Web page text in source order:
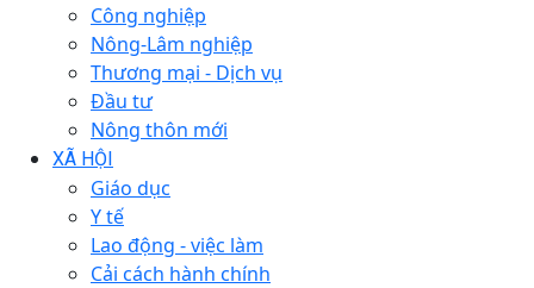
Công nghiệp
Nông-Lâm nghiệp
Thương mại - Dịch vụ
Đầu tư
Nông thôn mới
XÃ HỘI
Giáo dục
Y tế
Lao động - việc làm
Cải cách hành chính